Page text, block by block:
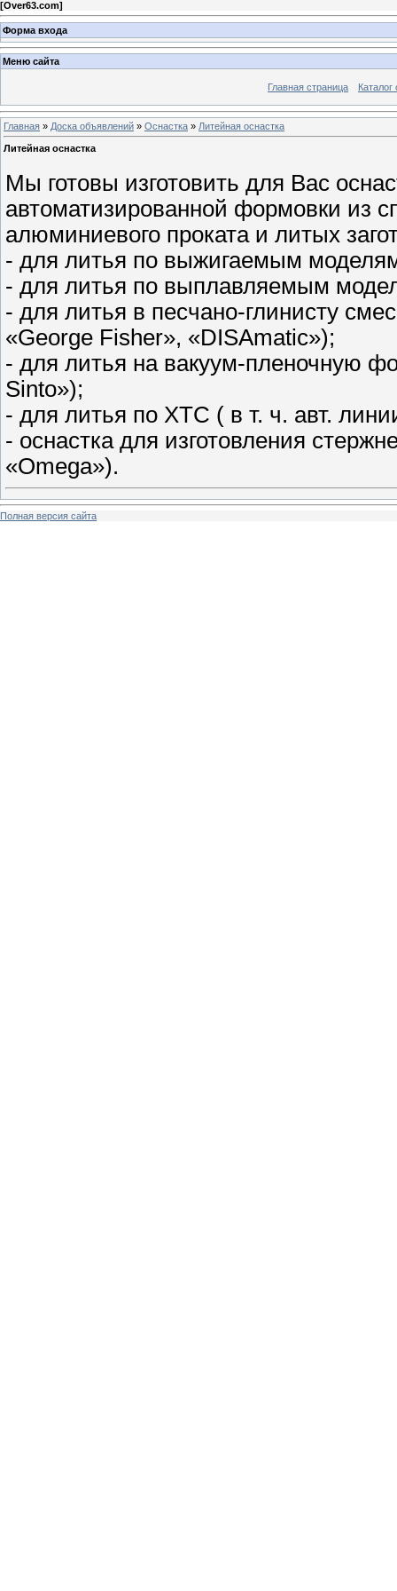
[Over63.com]
Форма входа
Меню сайта
Главная страница Каталог
Главная » Доска объявлений » Оснастка » Литейная оснастка
Литейная оснастка
Мы готовы изготовить для Вас
автоматизированной формовки из
алюминиевого проката и литых
- для литья по выжигаемым
- для литья по выплавляемым
- для литья в песчано-глинисту
«George Fisher», «DISAmatic»);
- для литья на вакуум-пленочную
Sinto»);
- для литья по ХТС ( в т. ч. авт.
- оснастка для изготовления
«Omega»).
Полная версия сайта